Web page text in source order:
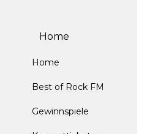
Home
Home
Best of Rock FM
Gewinnspiele